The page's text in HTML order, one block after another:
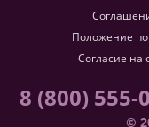
Положение
Согласие на
8 (800) 555-
©